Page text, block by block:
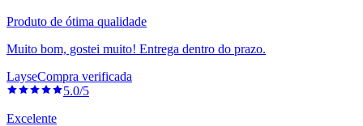
Produto de ótima qualidade
Muito bom, gostei muito! Entrega dentro do prazo.
LayseCompra verificada
5.0/5
Excelente